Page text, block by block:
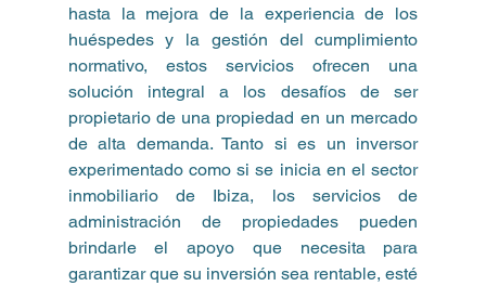
hasta la mejora de la experiencia de los
huéspedes y la gestión del cumplimiento
normativo, estos servicios ofrecen una
solución integral a los desafíos de ser
propietario de una propiedad en un mercado
de alta demanda. Tanto si es un inversor
experimentado como si se inicia en el sector
inmobiliario de Ibiza, los servicios de
administración de propiedades pueden
brindarle el apoyo que necesita para
garantizar que su inversión sea rentable, esté